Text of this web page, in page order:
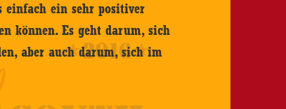
einfach ein sehr positiver
können. Es geht darum, sich
aber auch darum, sich im